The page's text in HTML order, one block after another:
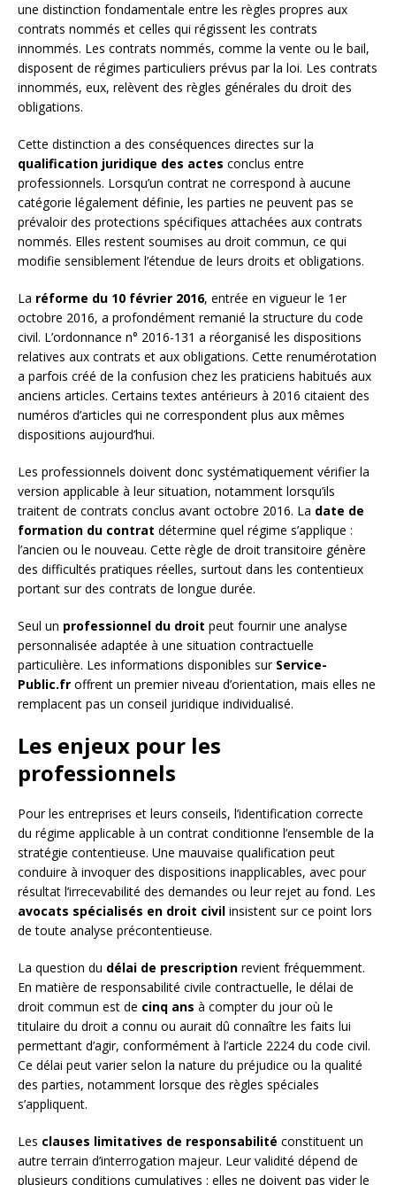
une distinction fondamentale entre les règles propres aux
contrats nommés et celles qui régissent les contrats
innommés. Les contrats nommés, comme la vente ou le bail,
disposent de régimes particuliers prévus par la loi. Les contrats
innommés, eux, relèvent des règles générales du droit des
obligations.
Cette distinction a des conséquences directes sur la
qualification juridique des actes conclus entre
professionnels. Lorsqu’un contrat ne correspond à aucune
catégorie légalement définie, les parties ne peuvent pas se
prévaloir des protections spécifiques attachées aux contrats
nommés. Elles restent soumises au droit commun, ce qui
modifie sensiblement l’étendue de leurs droits et obligations.
La réforme du 10 février 2016, entrée en vigueur le 1er
octobre 2016, a profondément remanié la structure du code
civil. L’ordonnance n° 2016-131 a réorganisé les dispositions
relatives aux contrats et aux obligations. Cette renumérotation
a parfois créé de la confusion chez les praticiens habitués aux
anciens articles. Certains textes antérieurs à 2016 citaient des
numéros d’articles qui ne correspondent plus aux mêmes
dispositions aujourd’hui.
Les professionnels doivent donc systématiquement vérifier la
version applicable à leur situation, notamment lorsqu’ils
traitent de contrats conclus avant octobre 2016. La date de
formation du contrat détermine quel régime s’applique :
l’ancien ou le nouveau. Cette règle de droit transitoire génère
des difficultés pratiques réelles, surtout dans les contentieux
portant sur des contrats de longue durée.
Seul un professionnel du droit peut fournir une analyse
personnalisée adaptée à une situation contractuelle
particulière. Les informations disponibles sur Service-
Public.fr offrent un premier niveau d’orientation, mais elles ne
remplacent pas un conseil juridique individualisé.
Les enjeux pour les
professionnels
Pour les entreprises et leurs conseils, l’identification correcte
du régime applicable à un contrat conditionne l’ensemble de la
stratégie contentieuse. Une mauvaise qualification peut
conduire à invoquer des dispositions inapplicables, avec pour
résultat l’irrecevabilité des demandes ou leur rejet au fond. Les
avocats spécialisés en droit civil insistent sur ce point lors
de toute analyse précontentieuse.
La question du délai de prescription revient fréquemment.
En matière de responsabilité civile contractuelle, le délai de
droit commun est de cinq ans à compter du jour où le
titulaire du droit a connu ou aurait dû connaître les faits lui
permettant d’agir, conformément à l’article 2224 du code civil.
Ce délai peut varier selon la nature du préjudice ou la qualité
des parties, notamment lorsque des règles spéciales
s’appliquent.
Les clauses limitatives de responsabilité constituent un
autre terrain d’interrogation majeur. Leur validité dépend de
plusieurs conditions cumulatives : elles ne doivent pas vider le